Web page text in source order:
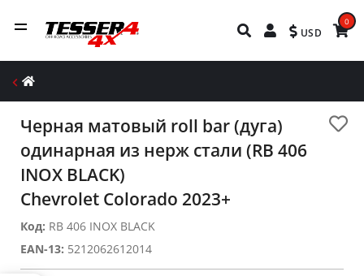
USD
0
Черная матовый roll bar (дуга)
одинарная из нерж стали (RB 406
INOX BLACK)
Chevrolet Colorado 2023+
Код: RΒ 406 ΙΝΟΧ BLACK
EAN-13: 5212062612014